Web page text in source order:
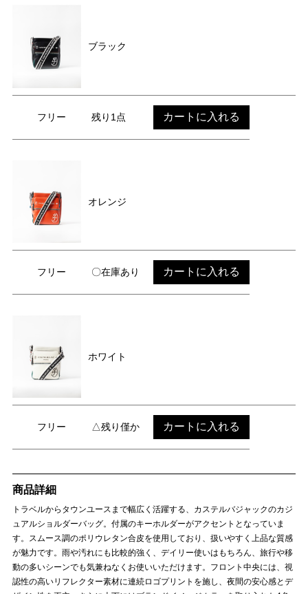
ブラック
フリー 残り1点 カートに入れる
オレンジ
フリー 〇在庫あり カートに入れる
ホワイト
フリー △残り僅か カートに入れる
商品詳細
トラベルからタウンユースまで幅広く活躍する、カステルバジャックのカジ
ュアルショルダーバッグ。付属のキーホルダーがアクセントとなっていま
す。スムース調のポリウレタン合皮を使用しており、扱いやすく上品な質感
が魅力です。雨や汚れにも比較的強く、デイリー使いはもちろん、旅行や移
動の多いシーンでも気兼ねなくお使いいただけます。フロント中央には、視
認性の高いリフレクター素材に連続ロゴプリントを施し、夜間の安心感とデ